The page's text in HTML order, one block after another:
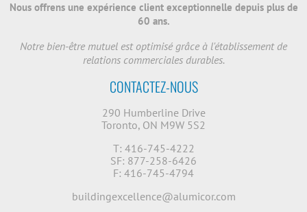
Nous offrens une expérience client exceptionnelle depuis plus de
60 ans.
Notre bien-être mutuel est optimisé grâce à l'établissement de
relations commerciales durables.
CONTACTEZ-NOUS
290 Humberline Drive
Toronto, ON M9W 5S2
T: 416-745-4222
SF: 877-258-6426
F: 416-745-4794
buildingexcellence@alumicor.com